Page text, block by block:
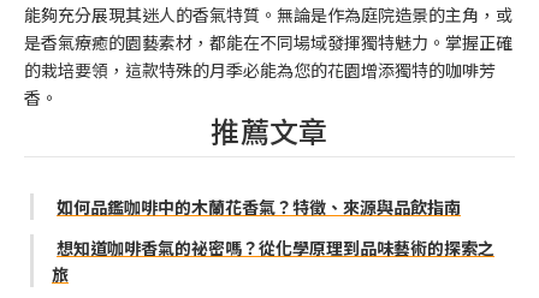
能夠充分展現其迷人的香氣特質。無論是作為庭院造景的主角，或
是香氣療癒的園藝素材，都能在不同場域發揮獨特魅力。掌握正確
的栽培要領，這款特殊的月季必能為您的花園增添獨特的咖啡芳
香。
推薦文章
如何品鑑咖啡中的木蘭花香氣？特徵、來源與品飲指南
想知道咖啡香氣的祕密嗎？從化學原理到品味藝術的探索之
旅